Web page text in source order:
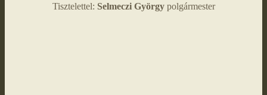
Tisztelettel: Selmeczi Györgypolgármester